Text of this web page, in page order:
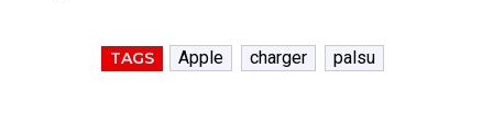
TAGS Apple charger palsu